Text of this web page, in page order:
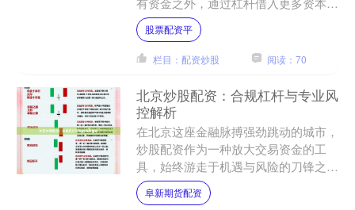
试图放大收益。这听起来像是通往财富
的捷径，实则是一条布满....
股票配资平
栏目：配资炒股 阅读：70
北京炒股配资：合规杠杆与专业风
控解析
在北京这座金融脉搏强劲跳动的城市，
炒股配资作为一种放大交易资金的工
具，始终游走于机遇与风险的刀锋之
上。它既是部分投资者试图撬动更大收
益的“杠杆”，也因其潜在的巨....
阜新期货配资